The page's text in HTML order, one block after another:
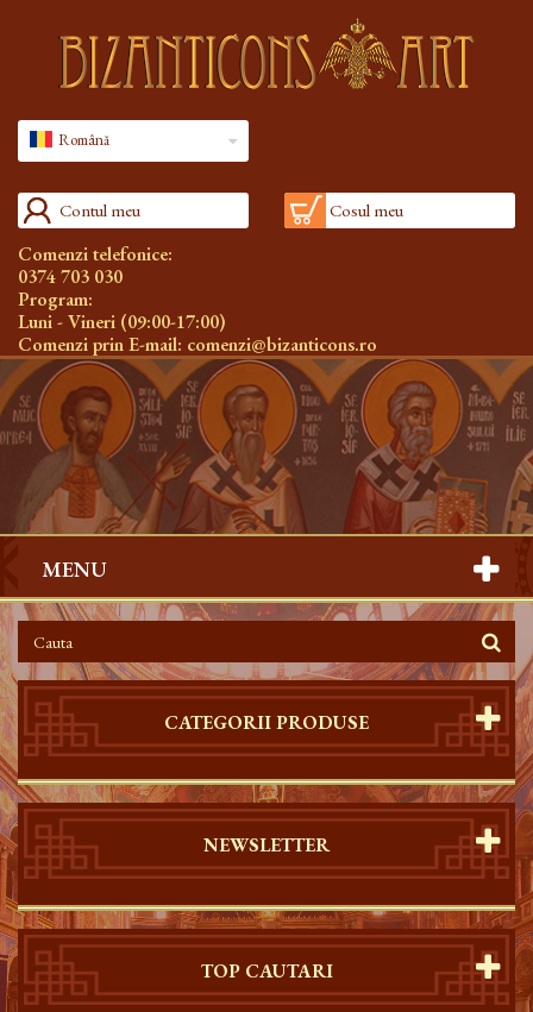
Română
Contul meu Cosul meu
Comenzi telefonice:
0374 703 030
Program:
Luni - Vineri (09:00-17:00)
Comenzi prin E-mail: comenzi@bizanticons.ro
MENU
CATEGORII PRODUSE
NEWSLETTER
TOP CAUTARI